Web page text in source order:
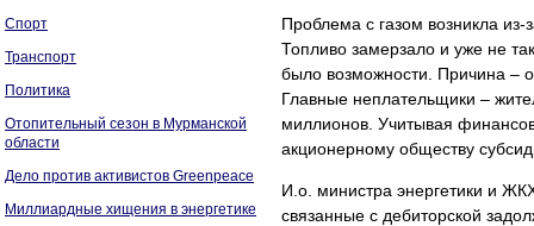
Спорт
Транспорт
Политика
Отопительный сезон в Мурманской
области
Дело против активистов Greenpeace
Миллиардные хищения в энергетике
Проблема с газом возникла из-
Топливо замерзало и уже не
было возможности. Причина –
Главные неплательщики –
миллионов. Учитывая
акционерному обществу
И.о. министра энергетики и
связанные с дебиторской